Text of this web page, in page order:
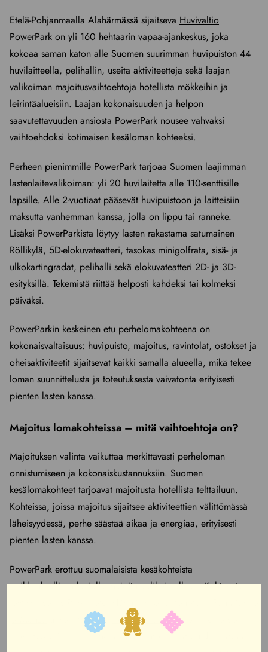
Etelä-Pohjanmaalla Alahärmässä sijaitseva Huvivaltio
PowerPark on yli 160 hehtaarin vapaa-ajankeskus, joka
kokoaa saman katon alle Suomen suurimman huvipuiston 44
huvilaitteella, pelihallin, useita aktiviteetteja sekä laajan
valikoiman majoitusvaihtoehtoja hotellista mökkeihin ja
leirintäalueisiin. Laajan kokonaisuuden ja helpon
saavutettavuuden ansiosta PowerPark nousee vahvaksi
vaihtoehdoksi kotimaisen kesäloman kohteeksi.
Perheen pienimmille PowerPark tarjoaa Suomen laajimman
lastenlaitevalikoiman: yli 20 huvilaitetta alle 110-senttisille
lapsille. Alle 2-vuotiaat pääsevät huvipuistoon ja laitteisiin
maksutta vanhemman kanssa, jolla on lippu tai ranneke.
Lisäksi PowerParkista löytyy lasten rakastama satumainen
Röllikylä, 5D-elokuvateatteri, tasokas minigolfrata, sisä- ja
ulkokartingradat, pelihalli sekä elokuvateatteri 2D- ja 3D-
esityksillä. Tekemistä riittää helposti kahdeksi tai kolmeksi
päiväksi.
PowerParkin keskeinen etu perhelomakohteena on
kokonaisvaltaisuus: huvipuisto, majoitus, ravintolat, ostokset ja
oheisaktiviteetit sijaitsevat kaikki samalla alueella, mikä tekee
loman suunnittelusta ja toteutuksesta vaivatonta erityisesti
pienten lasten kanssa.
Majoitus lomakohteissa – mitä vaihtoehtoja on?
Majoituksen valinta vaikuttaa merkittävästi perheloman
onnistumiseen ja kokonaiskustannuksiin. Suomen
kesälomakohteet tarjoavat majoitusta hotellista telttailuun.
Kohteissa, joissa majoitus sijaitsee aktiviteettien välittömässä
läheisyydessä, perhe säästää aikaa ja energiaa, erityisesti
pienten lasten kanssa.
PowerPark erottuu suomalaisista kesäkohteista
poikkeuksellisen laajallamajoitusvalikoimallaan. Kohteesta
uima-altaineen, Kelo-huoneistotsekä 11 erilaista
mökkityyppiä. Erikoisimpia vaihtoehtoja ovat puiden latvaan